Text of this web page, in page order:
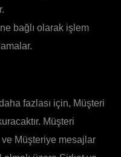
bağlı olarak işlem
fazlası için, Müşteri
Müşteri
ve Müşteriye mesajlar